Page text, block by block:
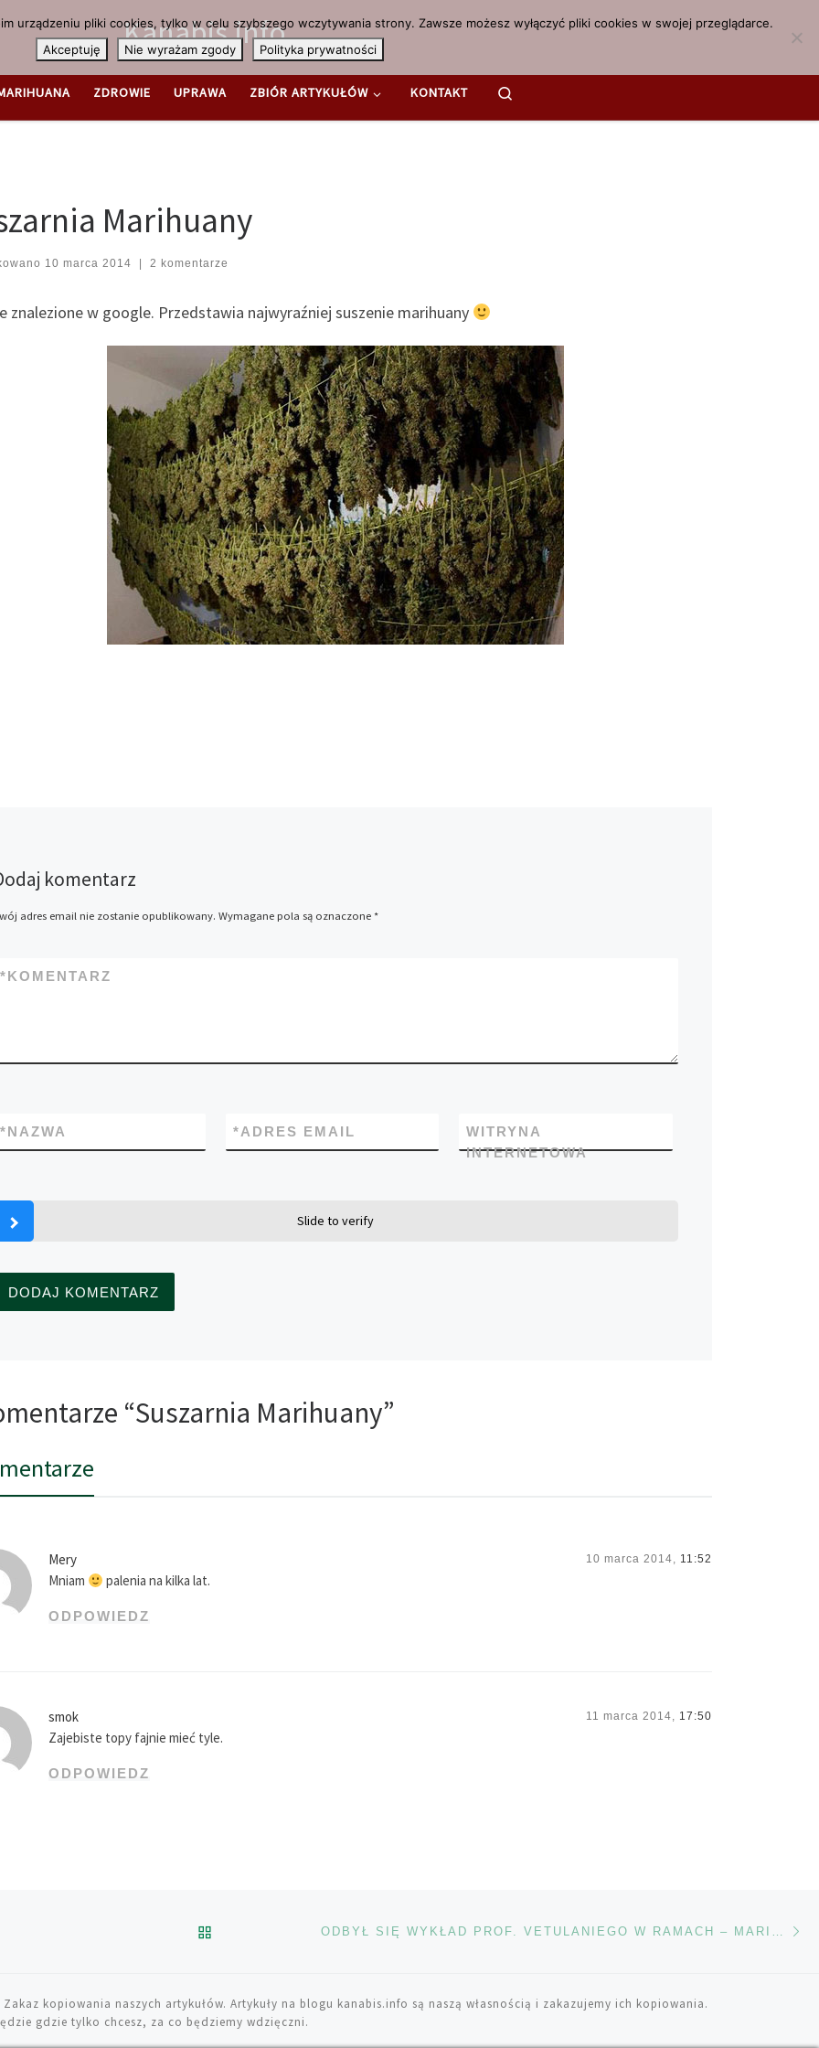
Kanabis.info
ZDROWIE UPRAWA ZBIÓR ARTYKUŁÓW KONTAKT
Marihuany
10 marca 2014 2 komentarze
znalezione w google. Przedstawia najwyraźniej suszenie marihuany
komentarz
adres email nie zostanie opublikowany. Wymagane pola są oznaczone *
KOMENTARZ
*
NAZWA
* ADRES EMAIL
*
WITRYNA
INTERNETOWA
Slide to verify
“Suszarnia Marihuany”
Mery 10 marca 2014, 11:52
Mniam palenia na kilka lat.
ODPOWIEDZ
smok 11 marca 2014, 17:50
Zajebiste topy fajnie mieć tyle.
ODPOWIEDZ
POWRÓT DO LISTY POSTÓW
kopiowania naszych artykułów. Artykuły na blogu kanabis.info są naszą własnością i zakazujemy ich kopiowania.
gdzie tylko chcesz, za co będziemy wdzięczni.
urządzeniu pliki cookies, tylko w celu szybszego wczytywania strony. Zawsze możesz wyłączyć pliki cookies w swojej przeglądarce.
Akceptuję
Nie wyrażam zgody Polityka prywatności